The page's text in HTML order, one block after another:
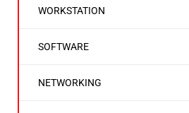
WORKSTATION
SOFTWARE
NETWORKING